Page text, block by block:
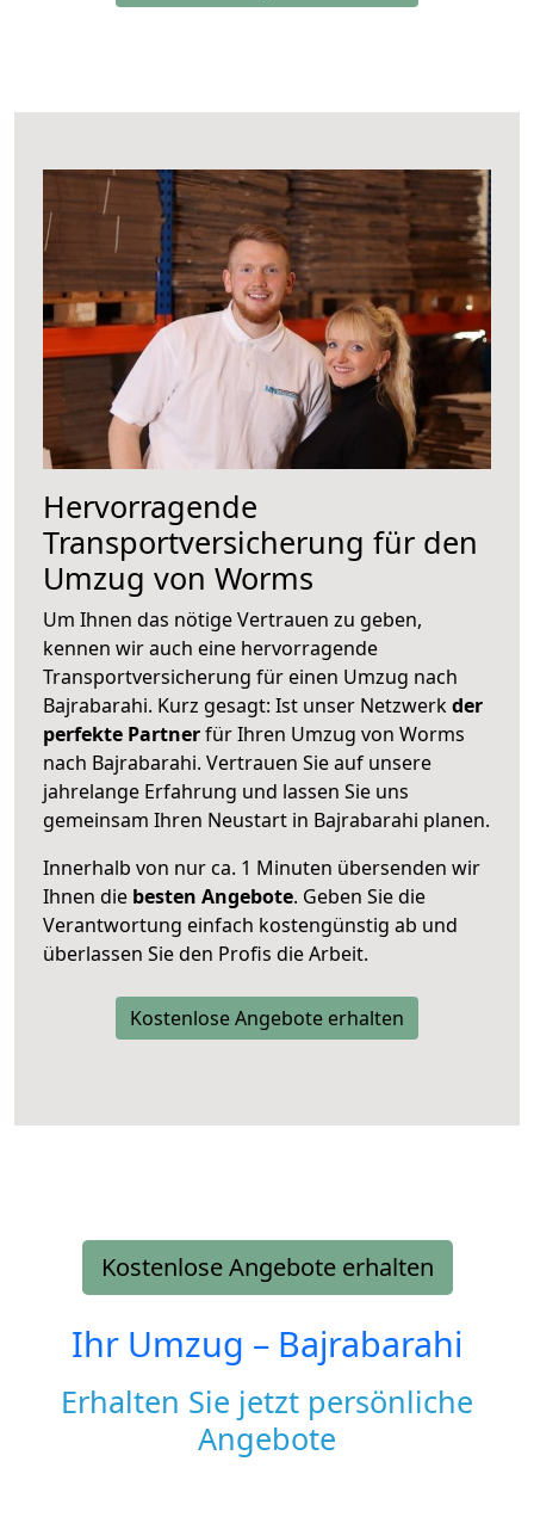
Hervorragende
Transportversicherung für den
Umzug von Worms
Um Ihnen das nötige Vertrauen zu geben,
kennen wir auch eine hervorragende
Transportversicherung für einen Umzug nach
Bajrabarahi. Kurz gesagt: Ist unser Netzwerkder
perfekte Partnerfür Ihren Umzug von Worms
nach Bajrabarahi. Vertrauen Sie auf unsere
jahrelange Erfahrung und lassen Sie uns
gemeinsam Ihren Neustart in Bajrabarahi planen.
Innerhalb von nur ca. 1 Minuten übersenden wir
Ihnen die besten Angebote. Geben Sie die
Verantwortung einfach kostengünstig ab und
überlassen Sie den Profis die Arbeit.
Kostenlose Angebote erhalten
Kostenlose Angebote erhalten
Ihr Umzug – Bajrabarahi
Erhalten Sie jetzt persönliche
Angebote